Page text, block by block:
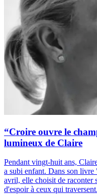
“Croire ouvre le
lumineux de Claire
Pendant vingt-huit ans,
a subi enfant. Dans son
avril, elle choisit de raconter
d'espoir à ceux qui